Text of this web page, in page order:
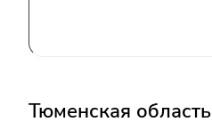
Тюменская область